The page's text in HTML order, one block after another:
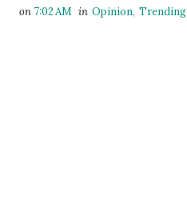
on 7:02 AM in Opinion, Trending